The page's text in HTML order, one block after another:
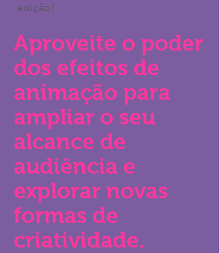
edição!
Aproveite o poder
dos efeitos de
animação para
ampliar o seu
alcance de
audiência e
explorar novas
formas de
criatividade.